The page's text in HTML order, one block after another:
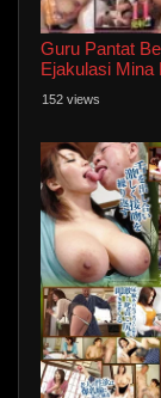
Guru Pantat
Ejakulasi Mina
152 views